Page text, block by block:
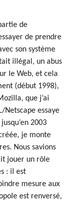
de
de prendre
son système
illégal, un abus
le Web, et cela
(début 1998),
que j’ai
Netscape essaye
2003
je monte
Nous savions
jouer un rôle
: il est
mesure aux
est renversé,